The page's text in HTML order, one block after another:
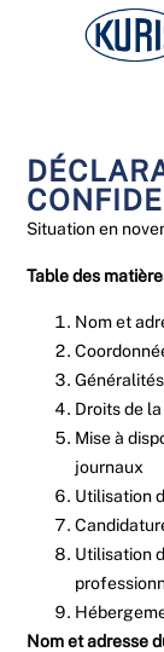
Situation en
Table des
Nom et
Droits de
Mise à
journaux
Utilisation
Utilisation
Nom et adresse